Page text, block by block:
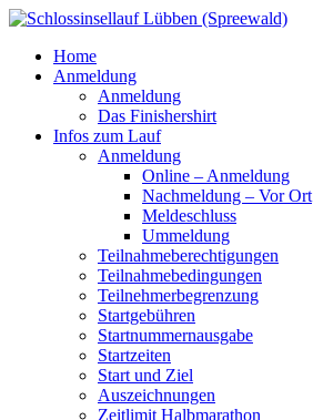
Home
Anmeldung
Anmeldung
Das Finishershirt
Infos zum Lauf
Anmeldung
Online – Anmeldung
Nachmeldung – Vor Ort
Meldeschluss
Ummeldung
Teilnahmeberechtigungen
Teilnahmebedingungen
Teilnehmerbegrenzung
Startgebühren
Startnummernausgabe
Startzeiten
Start und Ziel
Auszeichnungen
Zeitlimit Halbmarathon